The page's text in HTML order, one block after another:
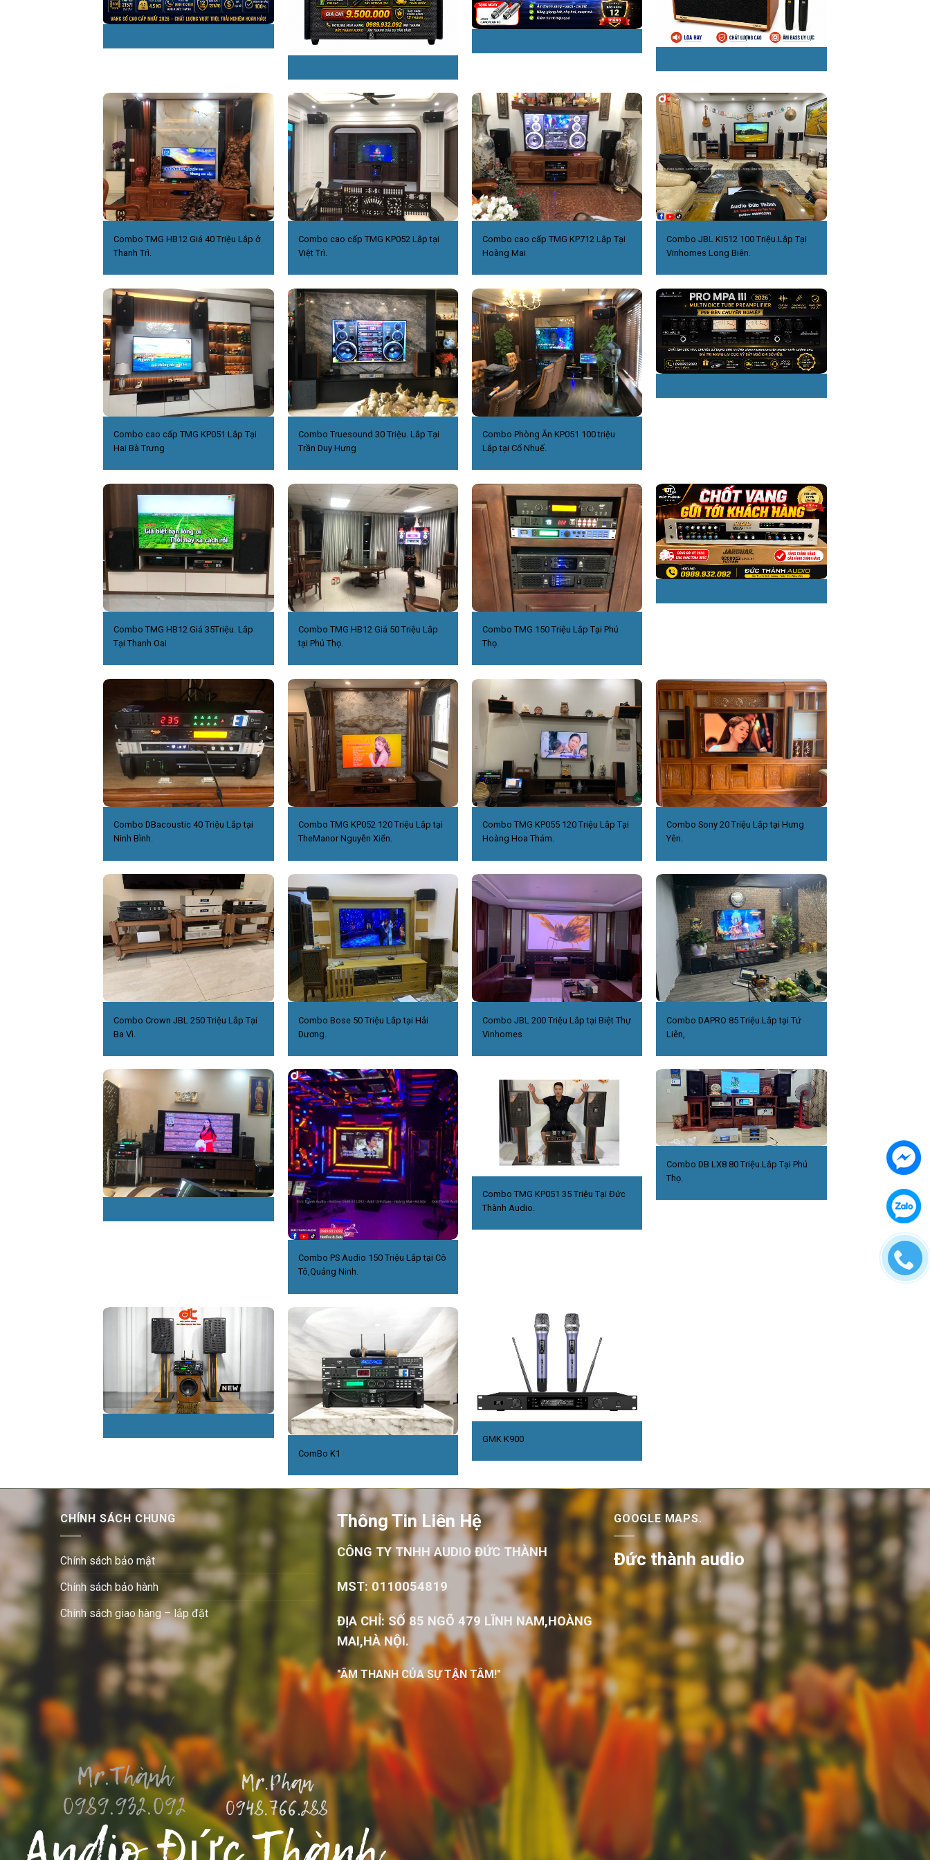
Combo TMG HB12 Giá 40 Triệu Lắp ở
Thanh Trì.
Combo cao cấp TMG KP052 Lắp tại
Việt Trì.
Combo cao cấp TMG KP712 Lắp Tại
Hoàng Mai
Combo JBL KI512 100 Triệu.Lắp Tại
Vinhomes Long Biên.
Combo cao cấp TMG KP051 Lắp Tại
Hai Bà Trưng
Combo Truesound 30 Triệu. Lắp Tại
Trần Duy Hưng
Combo Phòng Ăn KP051 100 triệu
Lắp tại Cổ Nhuế.
Combo TMG HB12 Giá 35Triệu. Lắp
Tại Thanh Oai
Combo TMG HB12 Giá 50 Triệu Lắp
tại Phú Thọ.
Combo TMG 150 Triệu Lắp Tại Phú
Thọ.
Combo DBacoustic 40 Triệu Lắp tại
Ninh Bình.
Combo TMG KP052 120 Triệu Lắp tại
TheManor Nguyễn Xiển.
Combo TMG KP055 120 Triệu Lắp Tại
Hoàng Hoa Thám.
Combo Sony 20 Triệu Lắp tại Hưng
Yên.
Combo Crown JBL 250 Triệu Lắp Tại
Ba Vì.
Combo Bose 50 Triệu Lắp tại Hải
Dương.
Combo JBL 200 Triệu Lắp tại Biệt Thự
Vinhomes
Combo DAPRO 85 Triệu.Lắp tại Tứ
Liên,
Combo PS Audio 150 Triệu Lắp tại Cô
Tô,Quảng Ninh.
Combo TMG KP051 35 Triệu Tại Đức
Thành Audio.
Combo DB LX8 80 Triệu.Lắp Tại Phú
Thọ.
ComBo K1
GMK K900
CHÍNH SÁCH CHUNG
Chính sách bảo mật
Chính sách bảo hành
Chính sách giao hàng – lắp đặt
Thông Tin Liên Hệ
CÔNG TY TNHH AUDIO ĐỨC THÀNH
MST: 0110054819
ĐỊA CHỈ: SỐ 85 NGÕ 479 LĨNH NAM,HOÀNG
MAI,HÀ NỘI.
"ÂM THANH CỦA SỰ TẬN TÂM!"
GOOGLE MAPS.
Đức thành audio